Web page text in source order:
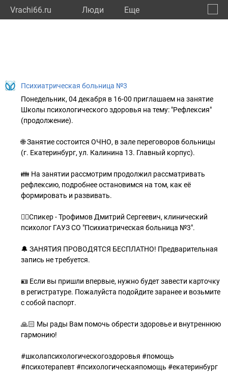
Vrachi66.ru Люди Eще
Психиатрическая больница №3
Понедельник, 04 декабря в 16-00 приглашаем на занятие
Школы психологического здоровья на тему: "Рефлексия"
(продолжение).
🌐 Занятие состоится ОЧНО, в зале переговоров больницы
(г. Екатеринбург, ул. Калинина 13. Главный корпус).
👪 На занятии рассмотрим продолжил рассматривать
рефлексию, подробнее остановимся на том, как её
формировать и развивать.
👨‍⚕Спикер - Трофимов Дмитрий Сергеевич, клинический
психолог ГАУЗ СО "Психиатрическая больница №3".
🔔 ЗАНЯТИЯ ПРОВОДЯТСЯ БЕСПЛАТНО! Предварительная
запись не требуется.
🪪 Если вы пришли впервые, нужно будет завести карточку
в регистратуре. Пожалуйста подойдите заранее и возьмите
с собой паспорт.
🙏🏻 Мы рады Вам помочь обрести здоровье и внутреннюю
гармонию!
#школапсихологическогоздоровья #помощь
#психотерапевт #психологическаяпомощь #екатеринбург